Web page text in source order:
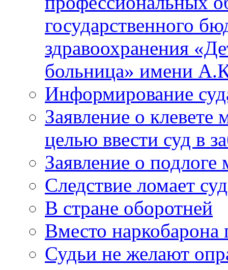
государственного
здравоохранения
больница» имени
Информирование
Заявление о клевете
целью ввести суд в
Заявление о
Следствие ломает
В стране оборотней
Вместо
Судьи не желают